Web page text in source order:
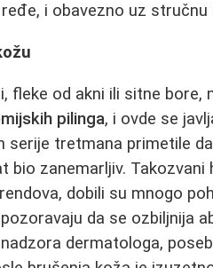
i obavezno uz stručnu
fleke od akni ili sitne bore,
pilinga, i ovde se
serije tretmana primetile
bio zanemarljiv. Takozvani
dobili su mnogo
da se ozbiljnija
dermatologa,